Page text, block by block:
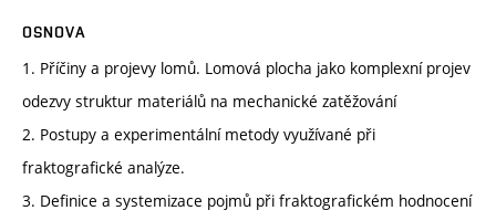
OSNOVA
1. Příčiny a projevy lomů. Lomová plocha jako komplexní projev
odezvy struktur materiálů na mechanické zatěžování
2. Postupy a experimentální metody využívané při
fraktografické analýze.
3. Definice a systemizace pojmů při fraktografickém hodnocení